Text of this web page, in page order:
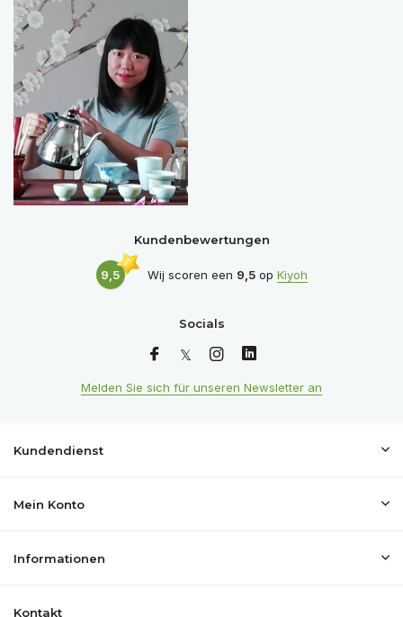
Kundenbewertungen
9,5 Wij scoren een 9,5op Kiyoh
Socials
Melden Sie sich für unseren Newsletter an
Kundendienst
Mein Konto
Informationen
Kontakt